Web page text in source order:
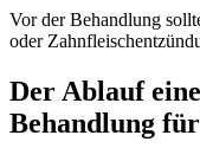
Vor der Behandlung
oder
Der Ablauf
Behandlung